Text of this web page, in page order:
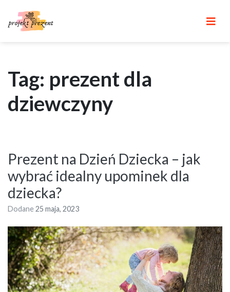
content
Tag: prezent dla
dziewczyny
Prezent na Dzień Dziecka – jak
wybrać idealny upominek dla
dziecka?
Dodane25 maja, 2023